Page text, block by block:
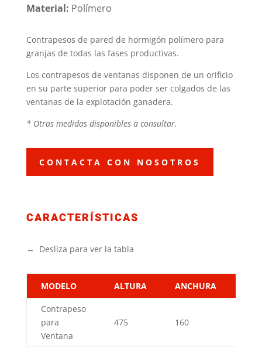
Material: Polímero
Contrapesos de pared de hormigón polímero para
granjas de todas las fases productivas.
Los contrapesos de ventanas disponen de un orificio
en su parte superior para poder ser colgados de las
ventanas de la explotación ganadera.
* Otras medidas disponibles a consultar.
CONTACTA CON NOSOTROS
CARACTERÍSTICAS
↔ Desliza para ver la tabla
MODELO ALTURA ANCHURA
Contrapeso
para
Ventana
475 160